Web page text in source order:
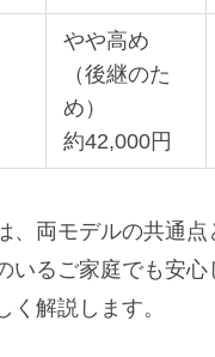
やや高め
（後継のた
め）
約42,000円
、両モデルの共通点
いるご家庭でも安心
く解説します。